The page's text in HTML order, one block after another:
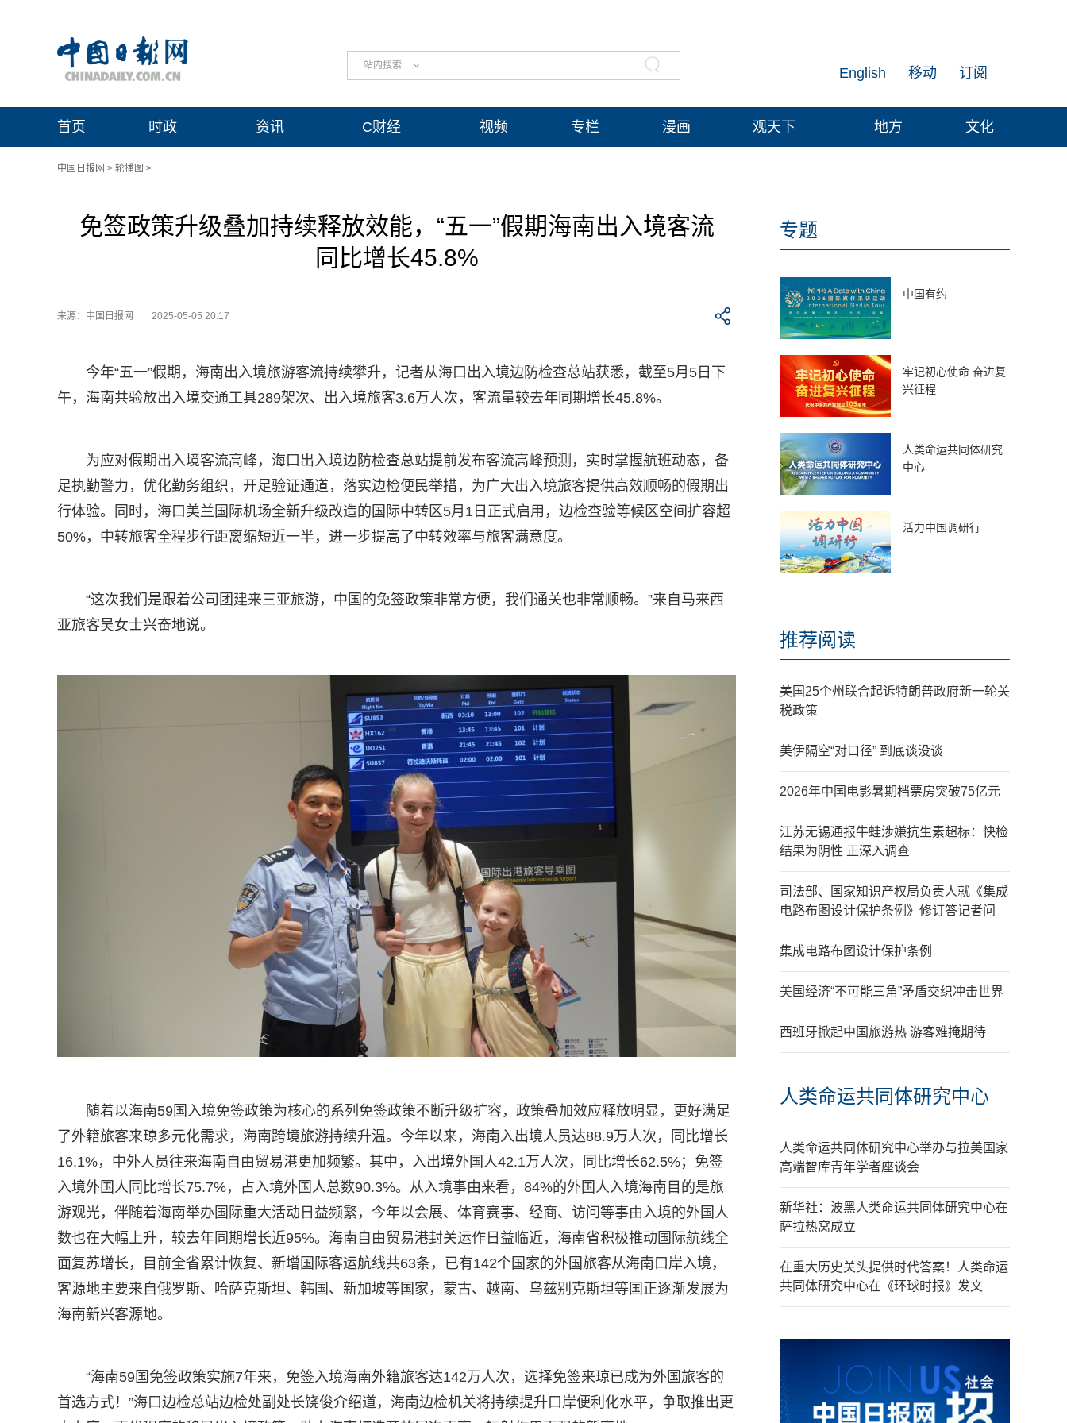
站内搜索 订阅
移动
English
首页 时政 资讯 C财经 视频 专栏 漫画 观天下 地方 文化
中国日报网 > 轮播图 >
免签政策升级叠加持续释放效能，“五一”假期海南出入境客流
同比增长45.8%
来源：中国日报网 2025-05-05 20:17
今年“五一”假期，海南出入境旅游客流持续攀升，记者从海口出入境边防检查总站获悉，截至5月5日下
午，海南共验放出入境交通工具289架次、出入境旅客3.6万人次，客流量较去年同期增长45.8%。
为应对假期出入境客流高峰，海口出入境边防检查总站提前发布客流高峰预测，实时掌握航班动态，备
足执勤警力，优化勤务组织，开足验证通道，落实边检便民举措，为广大出入境旅客提供高效顺畅的假期出
行体验。同时，海口美兰国际机场全新升级改造的国际中转区5月1日正式启用，边检查验等候区空间扩容超
50%，中转旅客全程步行距离缩短近一半，进一步提高了中转效率与旅客满意度。
“这次我们是跟着公司团建来三亚旅游，中国的免签政策非常方便，我们通关也非常顺畅。”来自马来西
亚旅客吴女士兴奋地说。
随着以海南59国入境免签政策为核心的系列免签政策不断升级扩容，政策叠加效应释放明显，更好满足
了外籍旅客来琼多元化需求，海南跨境旅游持续升温。今年以来，海南入出境人员达88.9万人次，同比增长
16.1%，中外人员往来海南自由贸易港更加频繁。其中，入出境外国人42.1万人次，同比增长62.5%；免签
入境外国人同比增长75.7%，占入境外国人总数90.3%。从入境事由来看，84%的外国人入境海南目的是旅
游观光，伴随着海南举办国际重大活动日益频繁，今年以会展、体育赛事、经商、访问等事由入境的外国人
数也在大幅上升，较去年同期增长近95%。海南自由贸易港封关运作日益临近，海南省积极推动国际航线全
面复苏增长，目前全省累计恢复、新增国际客运航线共63条，已有142个国家的外国旅客从海南口岸入境，
客源地主要来自俄罗斯、哈萨克斯坦、韩国、新加坡等国家，蒙古、越南、乌兹别克斯坦等国正逐渐发展为
海南新兴客源地。
“海南59国免签政策实施7年来，免签入境海南外籍旅客达142万人次，选择免签来琼已成为外国旅客的
首选方式！”海口边检总站边检处副处长饶俊介绍道，海南边检机关将持续提升口岸便利化水平，争取推出更
专题
中国有约
牢记初心使命 奋进复
兴征程
人类命运共同体研究
中心
活力中国调研行
推荐阅读
美国25个州联合起诉特朗普政府新一轮关
税政策
美伊隔空“对口径” 到底谈没谈
2026年中国电影暑期档票房突破75亿元
江苏无锡通报牛蛙涉嫌抗生素超标：快检
结果为阴性 正深入调查
司法部、国家知识产权局负责人就《集成
电路布图设计保护条例》修订答记者问
集成电路布图设计保护条例
美国经济“不可能三角”矛盾交织冲击世界
西班牙掀起中国旅游热 游客难掩期待
人类命运共同体研究中心
人类命运共同体研究中心举办与拉美国家
高端智库青年学者座谈会
新华社：波黑人类命运共同体研究中心在
萨拉热窝成立
在重大历史关头提供时代答案！人类命运
共同体研究中心在《环球时报》发文